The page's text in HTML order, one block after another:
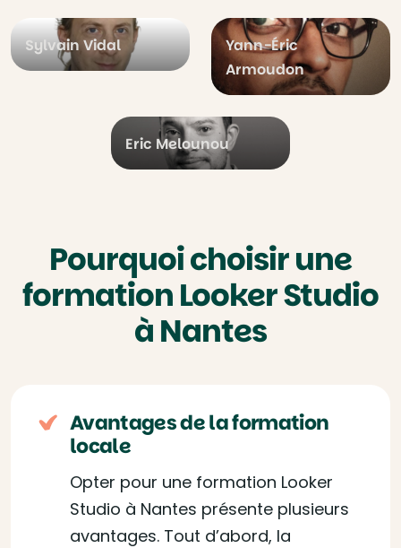
Sylvain Vidal
Yann-Éric
Armoudon
Eric Melounou
Pourquoi choisir une
formation Looker Studio
à Nantes
Avantages de la formation
locale
Opter pour une formation Looker
Studio à Nantes présente plusieurs
avantages. Tout d’abord, la